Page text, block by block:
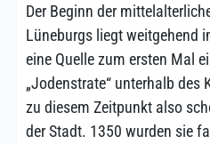
Der Beginn der
Lüneburgs liegt weitgehend
eine Quelle zum ersten Mal
„Jodenstrate“ unterhalb des
zu diesem Zeitpunkt also
der Stadt. 1350 wurden sie